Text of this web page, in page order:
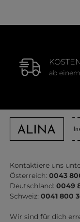
ab
Kontaktiere uns
Österreich: 0043
Deutschland: 0049
Schweiz: 0041 800
Wir sind für dich